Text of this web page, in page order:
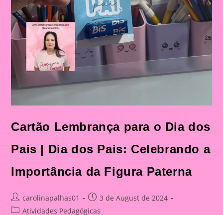
Cartão Lembrança para o Dia dos
Pais | Dia dos Pais: Celebrando a
Importância da Figura Paterna
Post
author:
carolinapalhas01
Post
published:
3 de August de 2024
PostAtividades Pedagógicas